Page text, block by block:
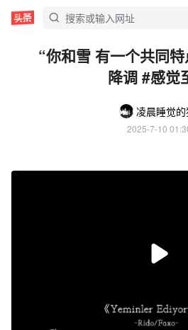
“你和雪 有一个共同
降调 #感觉
凌晨睡觉
2025-7-10